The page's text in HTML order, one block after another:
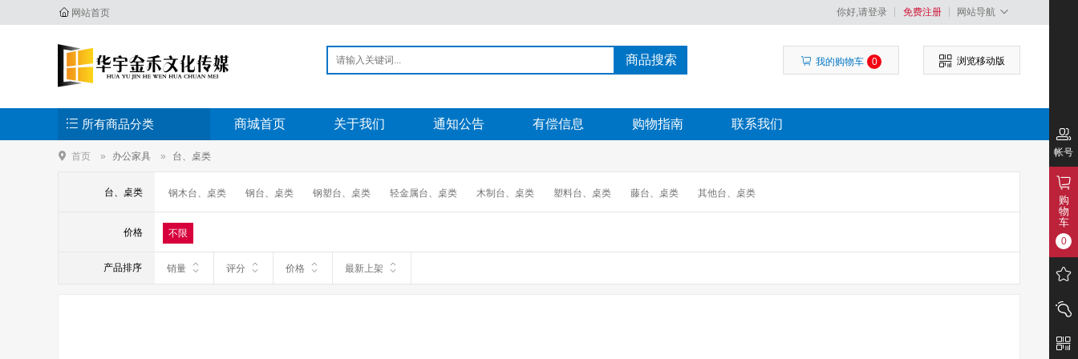
网站首页 你好,请登录 免费注册 网站导航
商品搜索 我的购物车 0 浏览移动版
所有商品分类 商城首页 关于我们 通知公告 有偿信息 购物指南 联系我们
首页 办公家具 台、桌类
台、桌类 钢木台、桌类 钢台、桌类 钢塑台、桌类 轻金属台、桌类 木制台、桌类 塑料台、桌类 藤台、桌类 其他台、桌类
价格 不限
产品排序 销量 评分 价格 最新上架
帐号
购
物
车
0